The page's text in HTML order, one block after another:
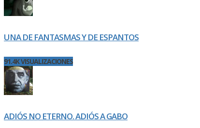
UNA DE FANTASMAS Y DE ESPANTOS
91.4K VISUALIZACIONES
ADIÓS NO ETERNO. ADIÓS A GABO